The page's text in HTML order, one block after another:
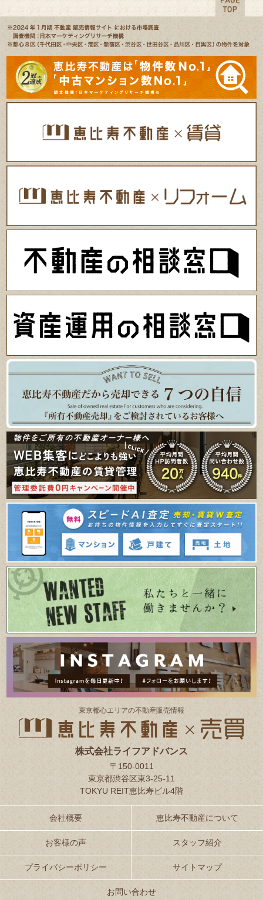
東京都⼼エリアの不動産販売情報
株式会社ライフアドバンス
〒150-0011
東京都渋谷区東3-25-11
TOKYU REIT恵比寿ビル4階
会社概要 恵比寿不動産について
お客様の声 スタッフ紹介
プライバシーポリシー サイトマップ
お問い合わせ